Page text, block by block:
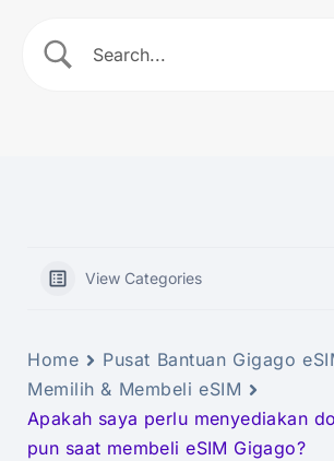
View Categories
Home
Pusat Bantuan Gigago
Memilih & Membeli eSIM
Apakah saya perlu menyediakan
pun saat membeli eSIM Gigago?